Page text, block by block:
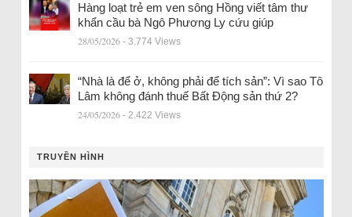
Hàng loạt trẻ em ven sông Hồng viết tâm thư
khẩn cầu bà Ngô Phương Ly cứu giúp
28/05/2026 - 3.774 Views
“Nhà là để ở, không phải để tích sản”: Vì sao Tô
Lâm không đánh thuế Bất Động sản thứ 2?
24/05/2026 - 2.422 Views
TRUYỀN HÌNH